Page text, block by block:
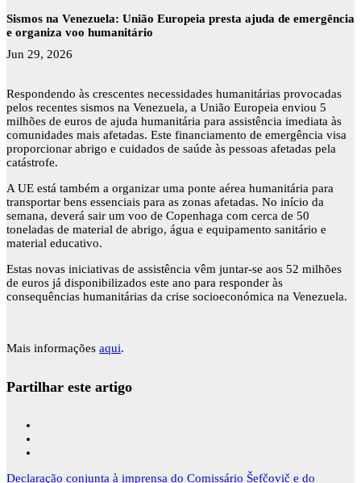
Sismos na Venezuela: União Europeia presta ajuda de emergência
e organiza voo humanitário
Jun 29, 2026
Respondendo às crescentes necessidades humanitárias provocadas
pelos recentes sismos na Venezuela, a União Europeia enviou 5
milhões de euros de ajuda humanitária para assistência imediata às
comunidades mais afetadas. Este financiamento de emergência visa
proporcionar abrigo e cuidados de saúde às pessoas afetadas pela
catástrofe.
A UE está também a organizar uma ponte aérea humanitária para
transportar bens essenciais para as zonas afetadas. No início da
semana, deverá sair um voo de Copenhaga com cerca de 50
toneladas de material de abrigo, água e equipamento sanitário e
material educativo.
Estas novas iniciativas de assistência vêm juntar-se aos 52 milhões
de euros já disponibilizados este ano para responder às
consequências humanitárias da crise socioeconómica na Venezuela.
Mais informações aqui.
Partilhar este artigo
Navegação
Declaração conjunta à imprensa do Comissário Šefčovič e do